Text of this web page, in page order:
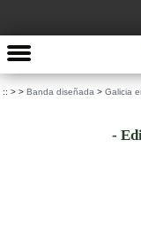
:: > > Banda diseñada > Galicia
-